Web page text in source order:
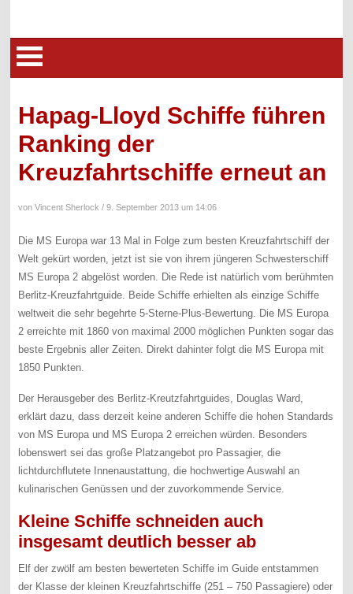
Hapag-Lloyd Schiffe führen
Ranking der
Kreuzfahrtschiffe erneut an
von Vincent Sherlock /9. September 2013 um 14:06
Die MS Europa war 13 Mal in Folge zum besten Kreuzfahrtschiff der
Welt gekürt worden, jetzt ist sie von ihrem jüngeren Schwesterschiff
MS Europa 2 abgelöst worden. Die Rede ist natürlich vom berühmten
Berlitz-Kreuzfahrtguide. Beide Schiffe erhielten als einzige Schiffe
weltweit die sehr begehrte 5-Sterne-Plus-Bewertung. Die MS Europa
2 erreichte mit 1860 von maximal 2000 möglichen Punkten sogar das
beste Ergebnis aller Zeiten. Direkt dahinter folgt die MS Europa mit
1850 Punkten.
Der Herausgeber des Berlitz-Kreutzfahrtguides, Douglas Ward,
erklärt dazu, dass derzeit keine anderen Schiffe die hohen Standards
von MS Europa und MS Europa 2 erreichen würden. Besonders
lobenswert sei das große Platzangebot pro Passagier, die
lichtdurchflutete Innenaustattung, die hochwertige Auswahl an
kulinarischen Genüssen und der zuvorkommende Service.
Kleine Schiffe schneiden auch
insgesamt deutlich besser ab
Elf der zwölf am besten bewerteten Schiffe im Guide entstammen
der Klasse der kleinen Kreuzfahrtschiffe (251 – 750 Passagiere) oder